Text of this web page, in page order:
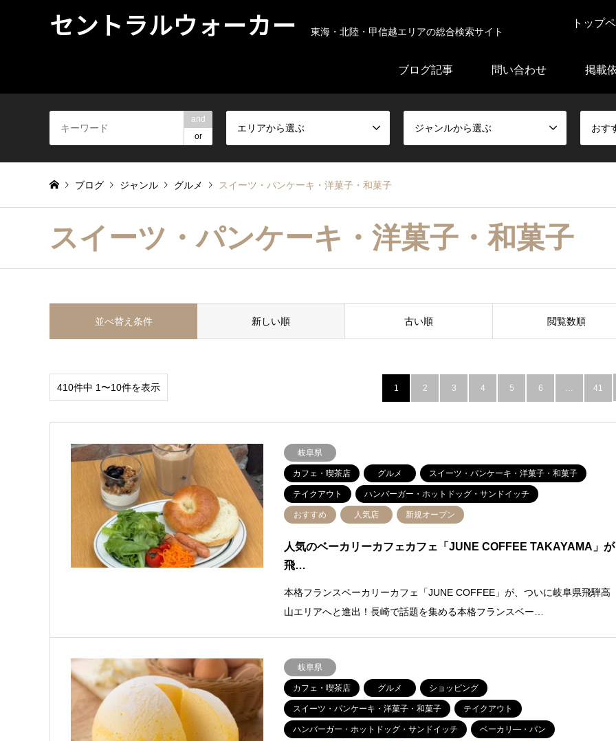
セントラルウォーカー 東海・北陸・甲信越エリアの総合検索サイト
トップ
ブログ記事 問い合わせ 掲載
and
or
エリアから選ぶ ジャンルから選ぶ おす
ブログ ジャンル グルメ スイーツ・パンケーキ・洋菓子・和菓子
スイーツ・パンケーキ・洋菓子・和菓子
並べ替え条件 新しい順 古い順 閲覧数順
410件中 1〜10件を表示 1 2 3 4 5 6 … 41
岐阜県
カフェ・喫茶店 グルメ スイーツ・パンケーキ・洋菓子・和菓子
テイクアウト ハンバーガー・ホットドッグ・サンドイッチ
おすすめ 人気店 新規オープン
人気のベーカリーカフェカフェ「JUNE COFFEE TAKAYAMA」が
飛…
本格フランスベーカリーカフェ「JUNE COFFEE」が、ついに岐阜県飛騨高
山エリアへと進出！長崎で話題を集める本格フランスベー…
岐阜県
カフェ・喫茶店 グルメ ショッピング
スイーツ・パンケーキ・洋菓子・和菓子 テイクアウト
ハンバーガー・ホットドッグ・サンドイッチ ベーカリ―・パン